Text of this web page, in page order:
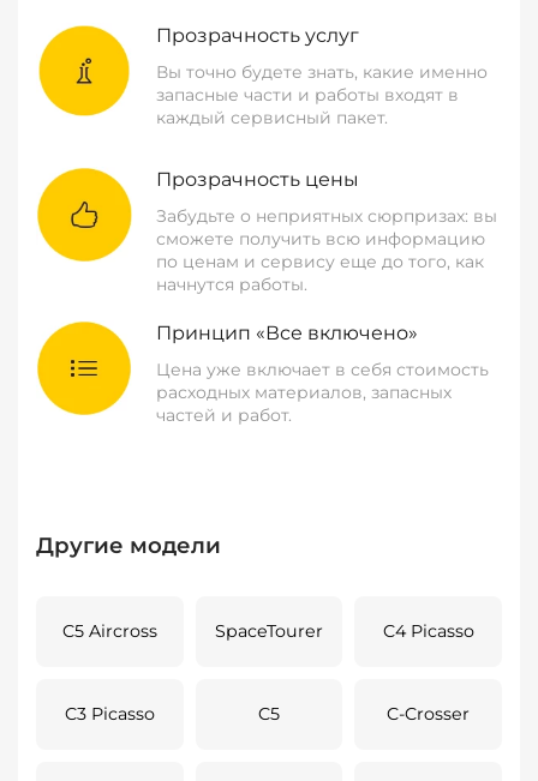
Прозрачность услуг
Вы точно будете знать, какие именно
запасные части и работы входят в
каждый сервисный пакет.
Прозрачность цены
Забудьте о неприятных сюрпризах: вы
сможете получить всю информацию
по ценам и сервису еще до того, как
начнутся работы.
Принцип «Все включено»
Цена уже включает в себя стоимость
расходных материалов, запасных
частей и работ.
Другие модели
C5 Aircross SpaceTourer C4 Picasso
C3 Picasso C5 C-Crosser